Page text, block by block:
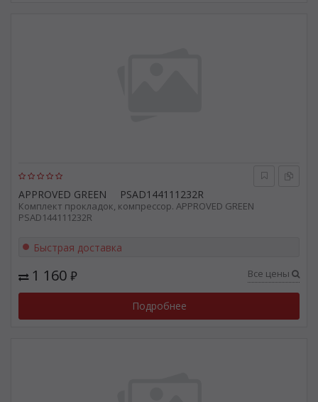
APPROVED GREEN PSAD144111232R
Комплект прокладок, компрессор. APPROVED GREEN
PSAD144111232R
Быстрая доставка
1 160 ₽ Все цены
Подробнее